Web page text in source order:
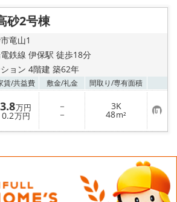
り
砂2号棟
竜山1
鉄線 伊保駅 徒歩18分
ョン 4階建 築62年
賃/共益費 敷金/礼金 間取り/専有面積
3.8万円
0.2万円
－
－
3K
48m² お
気
に
登
録